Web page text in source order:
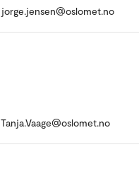
jorge.jensen@oslomet.no
Tanja.Vaage@oslomet.no